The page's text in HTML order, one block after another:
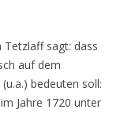
Tetzlaff sagt: dass
auf dem
bedeuten soll:
Jahre 1720 unter